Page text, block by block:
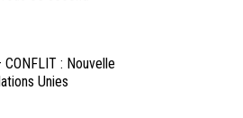
CONFLIT : Nouvelle
Unies